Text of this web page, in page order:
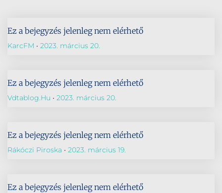
Ez a bejegyzés jelenleg nem elérhető
KarcFM 2023. március 20.
Ez a bejegyzés jelenleg nem elérhető
Vdtablog.hu 2023. március 20.
Ez a bejegyzés jelenleg nem elérhető
Rákóczi Piroska 2023. március 19.
Ez a bejegyzés jelenleg nem elérhető